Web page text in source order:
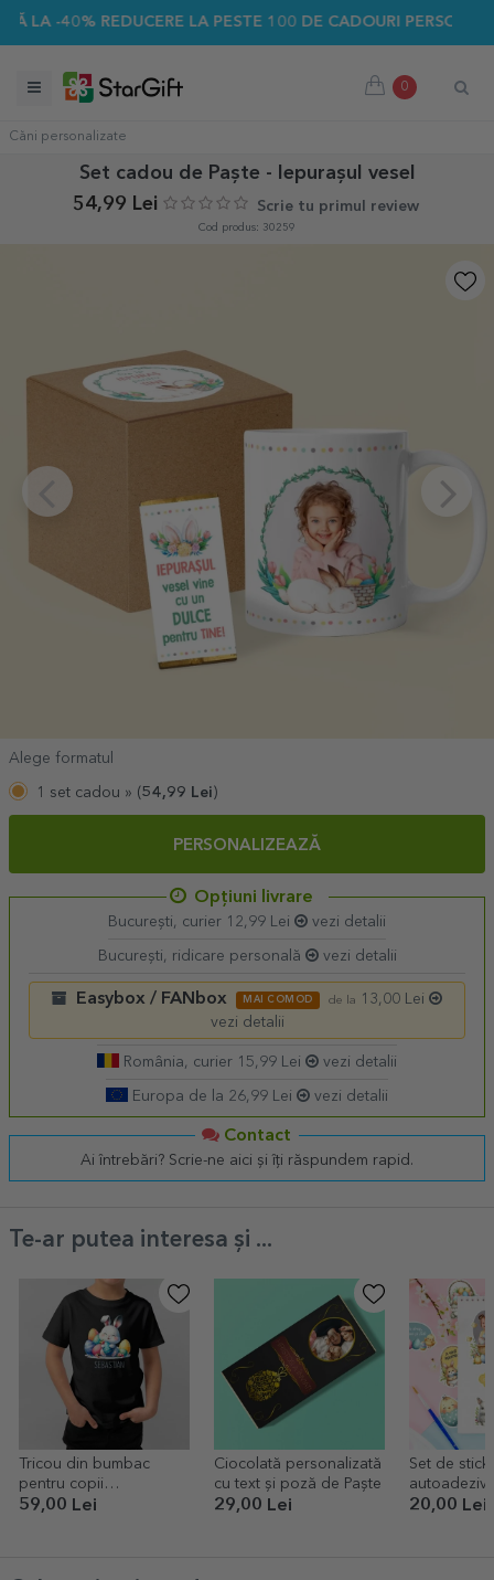
40% REDUCERE LA PESTE 100 DE CADOURI PERSONALIZATE
0
Căni personalizate
Set cadou de Paște - Iepurașul vesel
54,99 Lei
Scrie tu primul review
Cod produs: 30259
Alege formatul
1 set cadou » (54,99 Lei )
PERSONALIZEAZĂ
Opțiuni livrare
București, curier 12,99 Lei vezi detalii
București, ridicare personală vezi detalii
Easybox / FANbox MAI COMOD de la
13,00 Lei
vezi detalii
România, curier 15,99 Lei vezi detalii
Europa de la 26,99 Lei vezi detalii
Contact
Ai întrebări? Scrie-ne aici și îți răspundem rapid.
Te-ar putea interesa și ...
Tricou din bumbac
pentru copii
personalizat cu nume -
59,00 Lei
Ciocolată personalizată
cu text și poză de Paște
29,00 Lei
Set de
20,00 Lei